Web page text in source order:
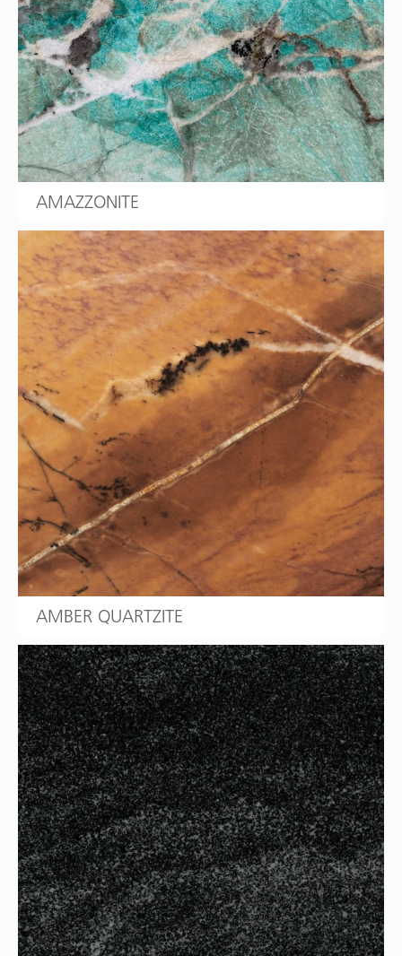
AMAZZONITE
AMBER QUARTZITE